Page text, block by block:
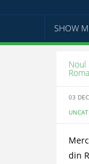
SHOW
Noul
03
din